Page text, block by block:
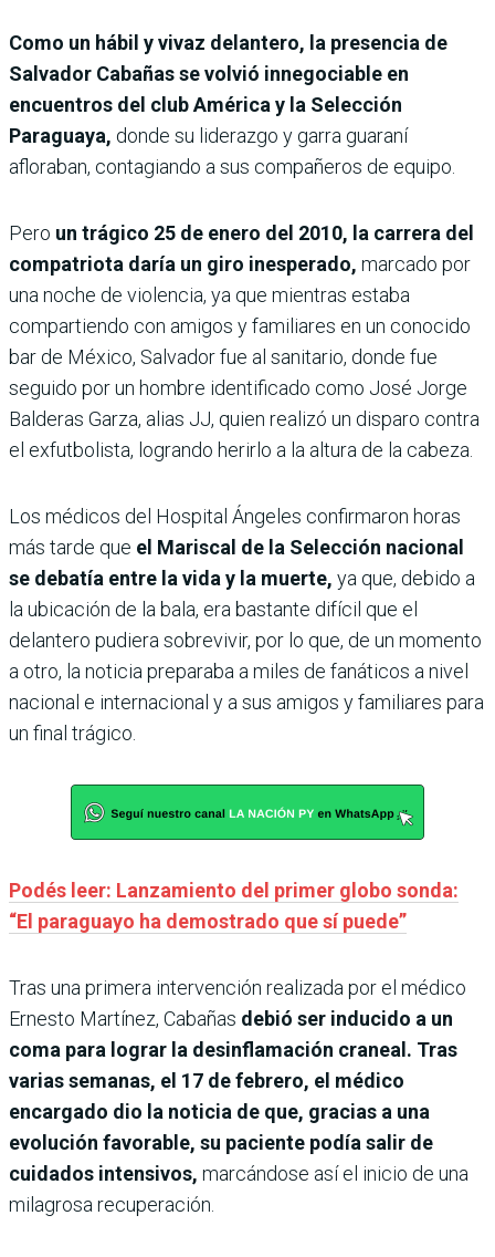
Como un hábil y vivaz delantero, la presencia de
Salvador Cabañas se volvió innegociable en
encuentros del club América y la Selección
Paraguaya, donde su liderazgo y garra guaraní
afloraban, contagiando a sus compañeros de equipo.
Pero un trágico 25 de enero del 2010, la carrera del
compatriota daría un giro inesperado, marcado por
una noche de violencia, ya que mientras estaba
compartiendo con amigos y familiares en un conocido
bar de México, Salvador fue al sanitario, donde fue
seguido por un hombre identificado como José Jorge
Balderas Garza, alias JJ, quien realizó un disparo contra
el exfutbolista, logrando herirlo a la altura de la cabeza.
Los médicos del Hospital Ángeles confirmaron horas
más tarde que el Mariscal de la Selección nacional
se debatía entre la vida y la muerte, ya que, debido a
la ubicación de la bala, era bastante difícil que el
delantero pudiera sobrevivir, por lo que, de un momento
a otro, la noticia preparaba a miles de fanáticos a nivel
nacional e internacional y a sus amigos y familiares para
un final trágico.
Podés leer: Lanzamiento del primer globo sonda:
“El paraguayo ha demostrado que sí puede”
Tras una primera intervención realizada por el médico
Ernesto Martínez, Cabañas debió ser inducido a un
coma para lograr la desinflamación craneal. Tras
varias semanas, el 17 de febrero, el médico
encargado dio la noticia de que, gracias a una
evolución favorable, su paciente podía salir de
cuidados intensivos, marcándose así el inicio de una
milagrosa recuperación.